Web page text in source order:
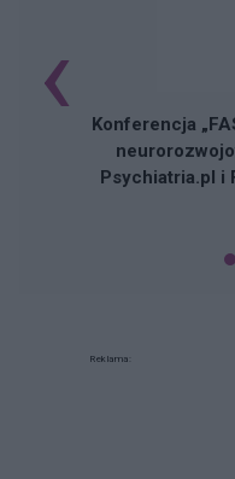
Konferencja
Psychiatria.pl i
‹
Reklama: